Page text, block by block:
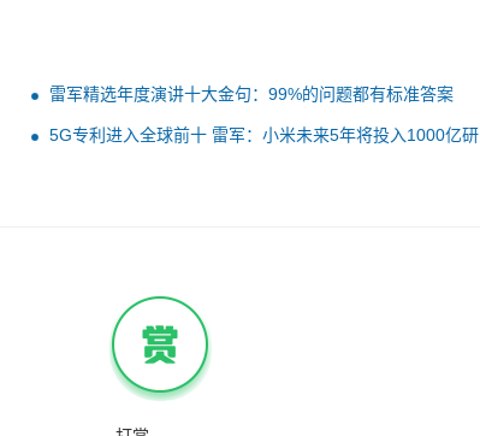
雷军精选年度演讲十大金句：99%的问题都有标准答案
5G专利进入全球前十 雷军：小米未来5年将投入1000亿研